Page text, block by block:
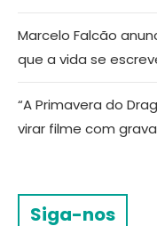
Marcelo Falcão
que a vida se
“A Primavera do
virar filme com
Siga-nos